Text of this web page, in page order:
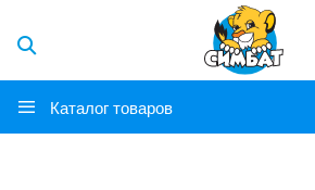
Каталог товаров